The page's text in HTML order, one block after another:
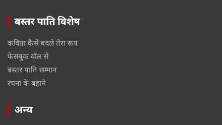
बस्तर पाति विशेष
कविता कैसे बदले तेरा रूप
फेसबुक वॉल से
बस्तर पाति सम्मान
रचना के बहाने
अन्य